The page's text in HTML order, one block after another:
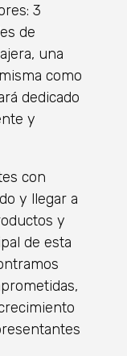
3
de
una
como
dedicado
y
con
y llegar a
y
de esta